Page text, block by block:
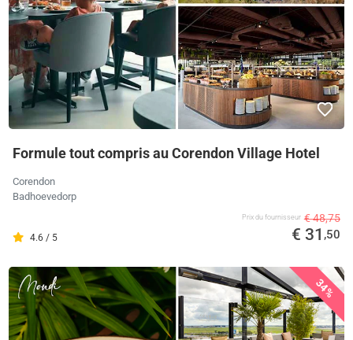
Formule tout compris au Corendon Village Hotel
Corendon
Badhoevedorp
4.6 / 5
Prix ​​du fournisseur € 48,75
€ 31 ,50
34%